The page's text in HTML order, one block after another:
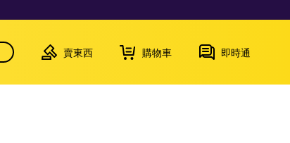
賣東西 購物車 即時通